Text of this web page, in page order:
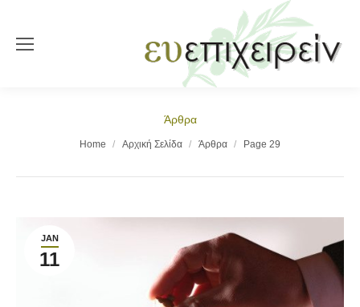
Άρθρα
You are here:Home Αρχική Σελίδα Άρθρα Page 29
JAN
11